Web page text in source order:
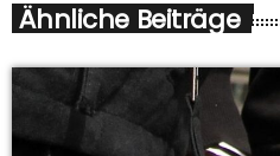
Ähnliche Beiträge